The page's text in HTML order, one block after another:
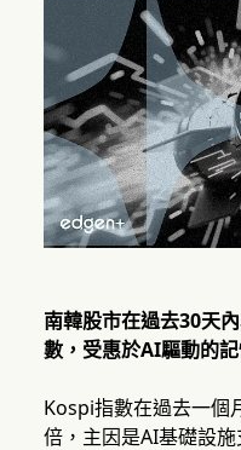
南韓股市在過去30天
數，受惠於AI驅動的
Kospi指數在過去一個
倍，主因是AI基礎設